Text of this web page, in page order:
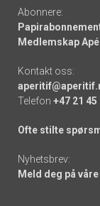
Abonnere:
Medlemskap
Kontakt oss:
Telefon +47 21 45
Ofte stilte
Nyhetsbrev:
Meld deg på